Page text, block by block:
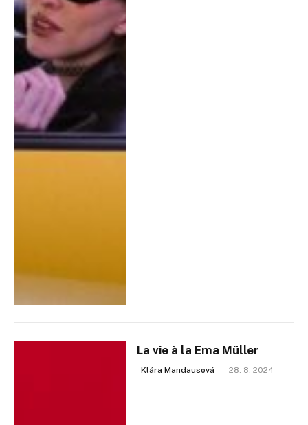
La vie à la Ema Müller
Klára Mandausová 28. 8. 2024